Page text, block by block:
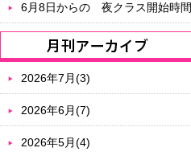
6月8日からの 夜クラス開始時間
2026年7月(3)
2026年6月(7)
2026年5月(4)